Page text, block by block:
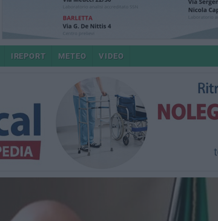
IREPORT METEO VIDEO